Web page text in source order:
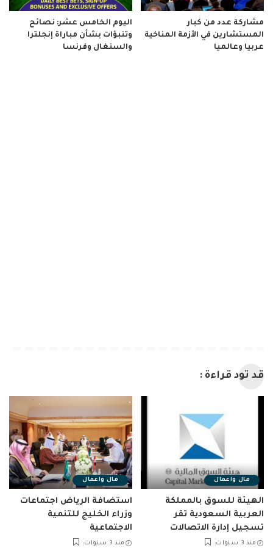
مشاركة عدد من كبار
المستشارين في الأزمة المناخية
عربيا وعالميا
اليوم الخامس عشر: نصائح
وتنبؤات بشأن مباراة إنجلترا
والسنغال وفرنسا
قد تود قراءة :
مال واعمال
الهيئة للسوق بالمملكة
العربية السعودية تقر
تسجيل إدارة الاتصالات
منذ 3 سنوات
مال واعمال
استضافة الرياض اجتماعات
وزراء الخليج للتنمية
الاجتماعية
منذ 3 سنوات